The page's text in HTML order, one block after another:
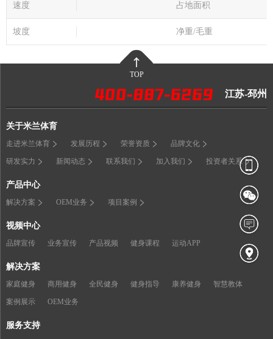
速度 占地面积
坡度 净重/毛重
TOP
江苏-邳州
关于米兰体育
走进米兰体育 发展历程 荣誉资质 品牌文化
研发实力 新闻动态 联系我们 加入我们 投资者关系
产品中心
解决方案 OEM业务 项目案例
视频中心
品牌宣传 业务宣传 产品视频 健身课程 运动APP
解决方案
家庭健身 商用健身 全民健身 健身指导 康养健身 智慧教体
案例展示 OEM业务
服务支持